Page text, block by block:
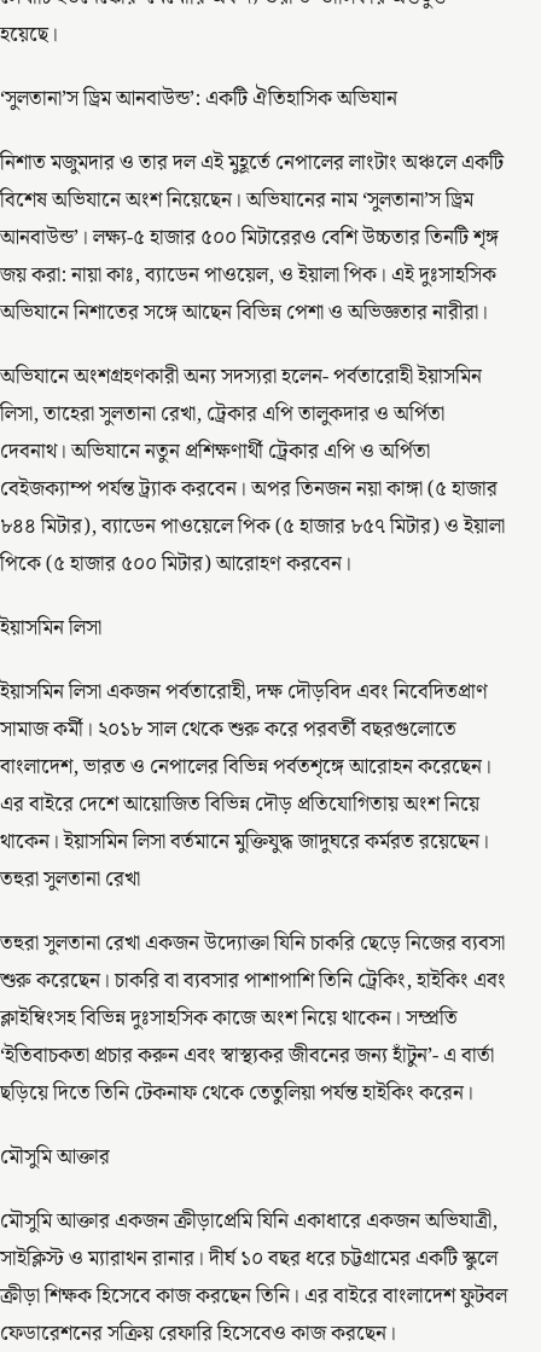
হয়েছে।
‘সুলতানা’স ড্রিম আনবাউন্ড’: একটি ঐতিহাসিক অভিযান
নিশাত মজুমদার ও তার দল এই মুহূর্তে নেপালের লাংটাং অঞ্চলে একটি
বিশেষ অভিযানে অংশ নিয়েছেন। অভিযানের নাম ‘সুলতানা’স ড্রিম
আনবাউন্ড’। লক্ষ্য-৫ হাজার ৫০০ মিটারেরও বেশি উচ্চতার তিনটি শৃঙ্গ
জয় করা: নায়া কাঃ, ব্যাডেন পাওয়েল, ও ইয়ালা পিক। এই দুঃসাহসিক
অভিযানে নিশাতের সঙ্গে আছেন বিভিন্ন পেশা ও অভিজ্ঞতার নারীরা।
অভিযানে অংশগ্রহণকারী অন্য সদস্যরা হলেন- পর্বতারোহী ইয়াসমিন
লিসা, তাহেরা সুলতানা রেখা, ট্রেকার এপি তালুকদার ও অর্পিতা
দেবনাথ। অভিযানে নতুন প্রশিক্ষণার্থী ট্রেকার এপি ও অর্পিতা
বেইজক্যাম্প পর্যন্ত ট্র্যাক করবেন। অপর তিনজন নয়া কাঙ্গা (৫ হাজার
৮৪৪ মিটার), ব্যাডেন পাওয়েলে পিক (৫ হাজার ৮৫৭ মিটার) ও ইয়ালা
পিকে (৫ হাজার ৫০০ মিটার) আরোহণ করবেন।
ইয়াসমিন লিসা
ইয়াসমিন লিসা একজন পর্বতারোহী, দক্ষ দৌড়বিদ এবং নিবেদিতপ্রাণ
সামাজ কর্মী। ২০১৮ সাল থেকে শুরু করে পরবর্তী বছরগুলোতে
বাংলাদেশ, ভারত ও নেপালের বিভিন্ন পর্বতশৃঙ্গে আরোহন করেছেন।
এর বাইরে দেশে আয়োজিত বিভিন্ন দৌড় প্রতিযোগিতায় অংশ নিয়ে
থাকেন। ইয়াসমিন লিসা বর্তমানে মুক্তিযুদ্ধ জাদুঘরে কর্মরত রয়েছেন।
তহুরা সুলতানা রেখা
তহুরা সুলতানা রেখা একজন উদ্যোক্তা যিনি চাকরি ছেড়ে নিজের ব্যবসা
শুরু করেছেন। চাকরি বা ব্যবসার পাশাপাশি তিনি ট্রেকিং, হাইকিং এবং
ক্লাইম্বিংসহ বিভিন্ন দুঃসাহসিক কাজে অংশ নিয়ে থাকেন। সম্প্রতি
‘ইতিবাচকতা প্রচার করুন এবং স্বাস্থ্যকর জীবনের জন্য হাঁটুন’- এ বার্তা
ছড়িয়ে দিতে তিনি টেকনাফ থেকে তেতুলিয়া পর্যন্ত হাইকিং করেন।
মৌসুমি আক্তার
মৌসুমি আক্তার একজন ক্রীড়াপ্রেমি যিনি একাধারে একজন অভিযাত্রী,
সাইক্লিস্ট ও ম্যারাথন রানার। দীর্ঘ ১০ বছর ধরে চট্টগ্রামের একটি স্কুলে
ক্রীড়া শিক্ষক হিসেবে কাজ করছেন তিনি। এর বাইরে বাংলাদেশ ফুটবল
ফেডারেশনের সক্রিয় রেফারি হিসেবেও কাজ করছেন।